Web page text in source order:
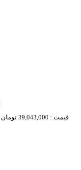
قیمت : 39,043,000 تومان